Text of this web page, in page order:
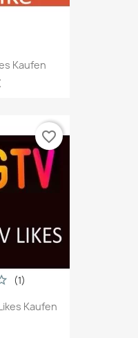
Kaufen
Kaufen
(1)
favorite_border